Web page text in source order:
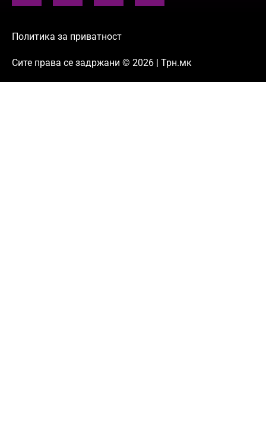
Политика за приватност
Сите права се задржани © 2026 | Трн.мк